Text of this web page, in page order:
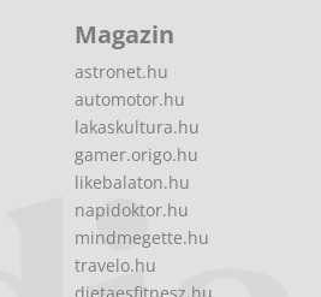
Magazin
astronet.hu
automotor.hu
lakaskultura.hu
gamer.origo.hu
likebalaton.hu
napidoktor.hu
mindmegette.hu
travelo.hu